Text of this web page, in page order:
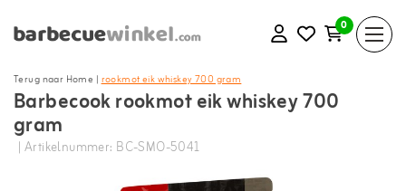
0
Terug naar Home |rookmot eik whiskey 700 gram
Barbecook rookmot eik whiskey 700
gram
| Artikelnummer: BC-SMO-5041